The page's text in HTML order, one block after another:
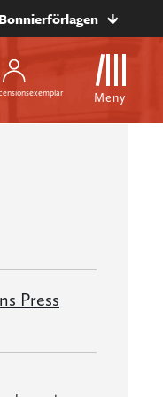
Meny
Press